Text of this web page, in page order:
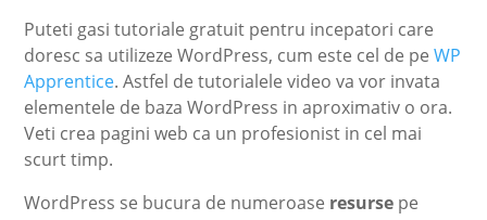
Puteti gasi tutoriale gratuit pentru incepatori care
doresc sa utilizeze WordPress, cum este cel de peWP
Apprentice. Astfel de tutorialele video va vor invata
elementele de baza WordPress in aproximativ o ora.
Veti crea pagini web ca un profesionist in cel mai
scurt timp.
WordPress se bucura de numeroase resurse pe